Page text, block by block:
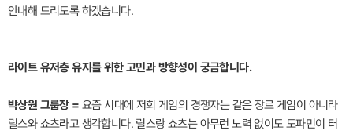
안내해 드리도록 하겠습니다.
라이트 유저층 유지를 위한 고민과 방향성이 궁금합니다.
박상원 그룹장 = 요즘 시대에 저희 게임의 경쟁자는 같은 장르 게임이 아니라
릴스와 쇼츠라고 생각합니다. 릴스랑 쇼츠는 아무런 노력 없이도 도파민이 터